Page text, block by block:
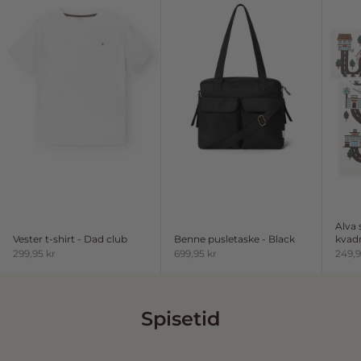
Vester t-shirt - Dad club
Salgspris
299,95 kr
Benne pusletaske - Black
Salgspris
699,95 kr
Alva
Spisetid